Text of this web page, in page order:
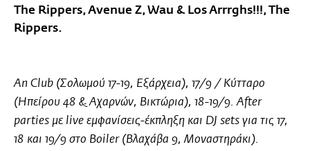
The Rippers, Avenue Z, Wau & Los Arrrghs!!!, The
Rippers.
Αn Club (Σολωμού 17-19, Εξάρχεια), 17/9 / Κύτταρο
(Ηπείρου 48 & Αχαρνών, Βικτώρια), 18-19/9. After
parties με live εμφανίσεις-έκπληξη και DJ sets για τις 17,
18 και 19/9 στο Boiler (Βλαχάβα 9, Μοναστηράκι).